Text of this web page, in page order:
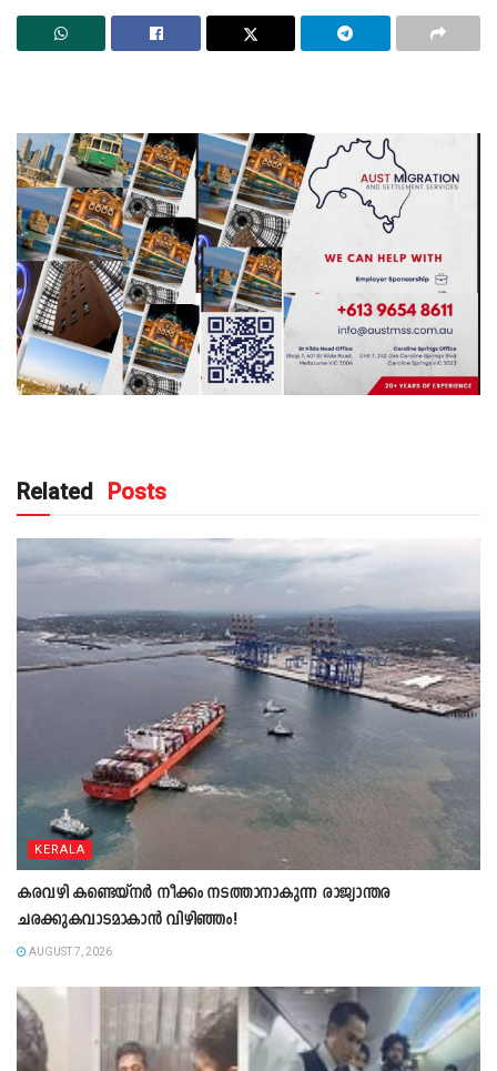
Related Posts
KERALA
കരവഴി കണ്ടെയ്നർ നീക്കം നടത്താനാകുന്ന രാജ്യാന്തര
ചരക്കുകവാടമാകാൻ വിഴിഞ്ഞം!
AUGUST 7, 2026